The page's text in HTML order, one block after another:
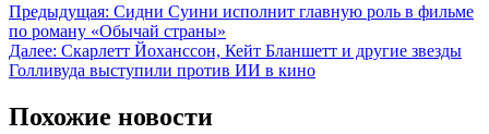
Предыдущая: Сидни Суини исполнит главную роль в фильме
по роману «Обычай страны»
Далее: Скарлетт Йоханссон, Кейт Бланшетт и другие звезды
Голливуда выступили против ИИ в кино
Похожие новости